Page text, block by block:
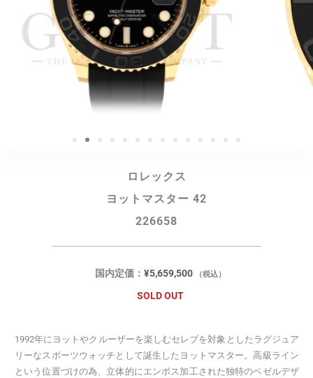
ロレックス
ヨットマスター 42
226658
国内定価： ¥5,659,500 （税込）
SOLD OUT
1992年にヨットやクルーザーを楽しむセレブを対象としたラグジュア
リーなスポーツウォッチとして誕生したヨットマスター。高級ライン
という位置づけの為、立体的にエンボス加工された独特のベゼルデザ